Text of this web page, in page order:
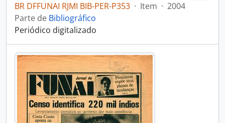
BR DFFUNAI RJMI BIB-PER-P353 · Item · 2004
Parte de Bibliográfico
Periódico digitalizado